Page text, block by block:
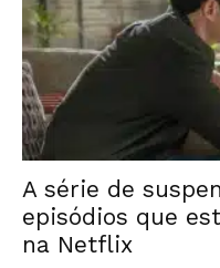
A série de
episódios que
na Netflix